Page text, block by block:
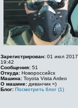
Зарегистрирован: 01 июл 2017,
19:42
Сообщения: 51
Откуда: Новороссийск
Машина: Toyota Vista Ardeo
О машине: диванчик =)
Блог: Посмотреть блог (1)